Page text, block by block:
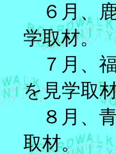
６月、
学取材。
７月、
を見学取
８月、
取材。